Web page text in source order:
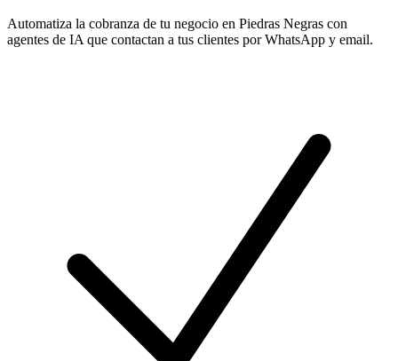
Automatiza la cobranza de tu negocio en Piedras Negras con
agentes de IA que contactan a tus clientes por WhatsApp y email.